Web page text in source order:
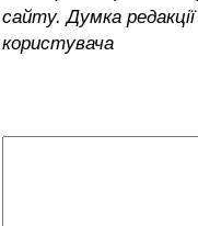
сайту. Думка
користувача